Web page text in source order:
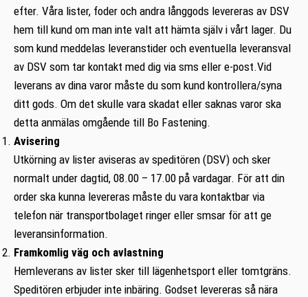
efter. Våra lister, foder och andra långgods levereras av DSV
hem till kund om man inte valt att hämta själv i vårt lager. Du
som kund meddelas leveranstider och eventuella leveransval
av DSV som tar kontakt med dig via sms eller e-post.Vid
leverans av dina varor måste du som kund kontrollera/syna
ditt gods. Om det skulle vara skadat eller saknas varor ska
detta anmälas omgående till Bo Fastening.
Avisering
Utkörning av lister aviseras av speditören (DSV) och sker
normalt under dagtid, 08.00 – 17.00 på vardagar. För att din
order ska kunna levereras måste du vara kontaktbar via
telefon när transportbolaget ringer eller smsar för att ge
leveransinformation.
Framkomlig väg och avlastning
Hemleverans av lister sker till lägenhetsport eller tomtgräns.
Speditören erbjuder inte inbäring. Godset levereras så nära